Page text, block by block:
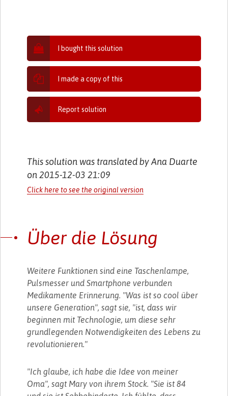
I bought this solution
I made a copy of this
Report solution
This solution was translated by Ana Duarte
on 2015-12-03 21:09
Click here to see the original version
Über die Lösung
Weitere Funktionen sind eine Taschenlampe,
Pulsmesser und Smartphone verbunden
Medikamente Erinnerung. "Was ist so cool über
unsere Generation", sagt sie, "ist, dass wir
beginnen mit Technologie, um diese sehr
grundlegenden Notwendigkeiten des Lebens zu
revolutionieren."
"Ich glaube, ich habe die Idee von meiner
Oma", sagt Mary von ihrem Stock. "Sie ist 84